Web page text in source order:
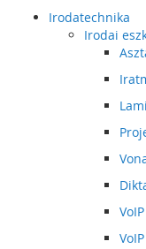
Irodatechnika
Irodai